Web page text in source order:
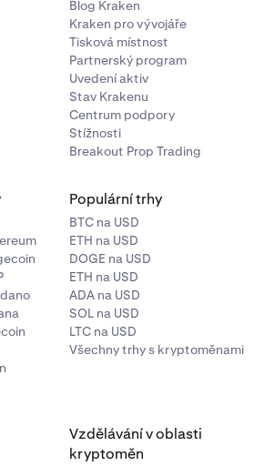
e-mailem, když nastavíte
a také když proběhne
intervalu.
Blog Kraken
Kraken pro vývojáře
Tisková místnost
Partnerský program
Uvedení aktiv
Stav Krakenu
Centrum podpory
Stížnosti
Breakout Prop Trading
Populární trhy
BTC na USD
ETH na USD
DOGE na USD
ETH na USD
ADA na USD
SOL na USD
LTC na USD
Všechny trhy s kryptoměnami
Vzdělávání v oblasti
kryptoměn